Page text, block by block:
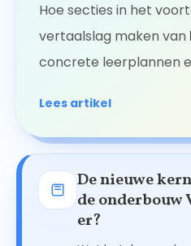
Hoe secties in het
vertaalslag maken van
concrete leerplannen
Lees artikel
De nieuwe
de onderbouw
er?